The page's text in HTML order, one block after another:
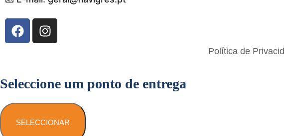
Política de
Seleccione um ponto de entrega
SELECCIONAR